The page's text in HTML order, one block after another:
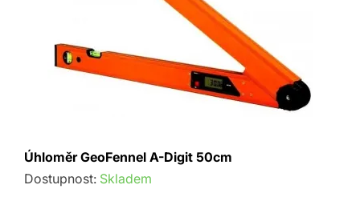
Úhloměr GeoFennel A-Digit 50cm
Dostupnost: Skladem